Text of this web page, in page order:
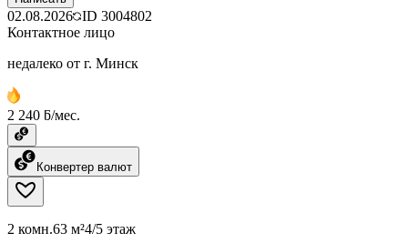
02.08.2026 ID 3004802
Контактное лицо
недалеко от г. Минск
2 240 ƃ/мес.
Конвертер валют
2 комн.63 м²4/5 этаж